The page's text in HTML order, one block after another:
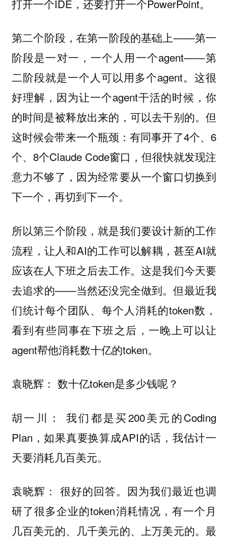
打开一个IDE，还要打开一个PowerPoint。
第二个阶段，在第一阶段的基础上——第一
阶段是一对一，一个人用一个agent——第
二阶段就是一个人可以用多个agent。这很
好理解，因为让一个agent干活的时候，你
的时间是被释放出来的，可以去干别的。但
这时候会带来一个瓶颈：有同事开了4个、6
个、8个Claude Code窗口，但很快就发现注
意力不够了，因为经常要从一个窗口切换到
下一个，再切到下一个。
所以第三个阶段，就是我们要设计新的工作
流程，让人和AI的工作可以解耦，甚至AI就
应该在人下班之后去工作。这是我们今天要
去追求的——当然还没完全做到。但最近我
们统计每个团队、每个人消耗的token数，
看到有些同事在下班之后，一晚上可以让
agent帮他消耗数十亿的token。
袁晓辉： 数十亿token是多少钱呢？
胡一川：
我们都是买200美元的Coding
Plan，如果真要换算成API的话，我估计一
天要消耗几百美元。
袁晓辉： 很好的回答。因为我们最近也调
研了很多企业的token消耗情况，有一个月
几百美元的、几千美元的、上万美元的。最